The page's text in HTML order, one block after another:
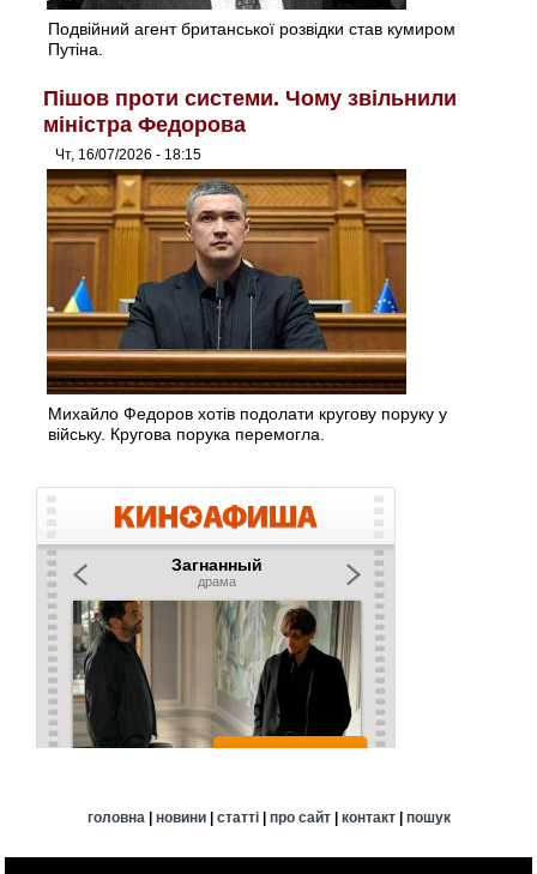
Подвійний агент британської розвідки став кумиром
Путіна.
Пішов проти системи. Чому звільнили
міністра Федорова
Чт, 16/07/2026 - 18:15
Михайло Федоров хотів подолати кругову поруку у
війську. Кругова порука перемогла.
головна | новини| статті| про сайт| контакт| пошук